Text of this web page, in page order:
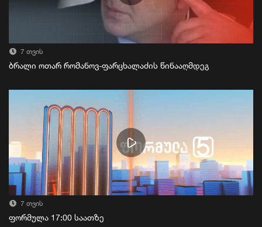
7 თვის
ბრალი ოთარ რომანოვ-ფარცხალაძის წინააღმდეგ
7 თვის
ფორმულა 17:00 საათზე